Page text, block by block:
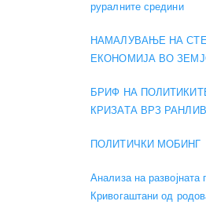
руралните средини
НАМАЛУВАЊЕ НА
ЕКОНОМИЈА ВО
БРИФ НА
КРИЗАТА ВРЗ
ПОЛИТИЧКИ МОБИНГ
Анализа на
Кривогаштани од